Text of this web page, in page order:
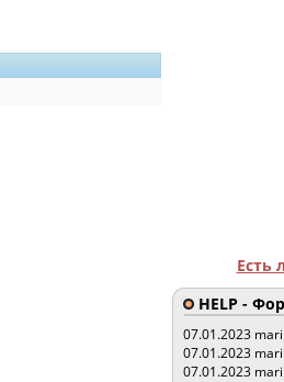
Есть
HELP -
07.01.2023
07.01.2023
07.01.2023